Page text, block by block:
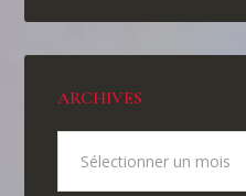
ARCHIVES